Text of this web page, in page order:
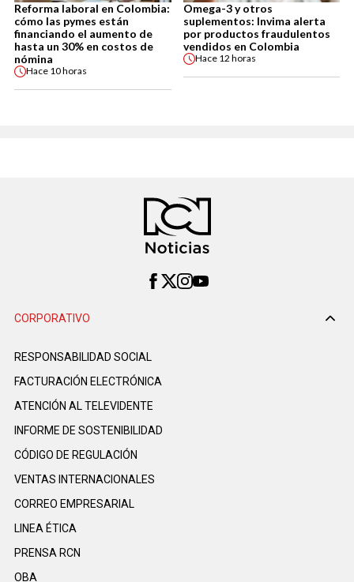
Reforma laboral en Colombia:
cómo las pymes están
financiando el aumento de
hasta un 30% en costos de
nómina
Hace 10 horas
Omega-3 y otros
suplementos: Invima alerta
por productos fraudulentos
vendidos en Colombia
Hace 12 horas
CORPORATIVO
RESPONSABILIDAD SOCIAL
FACTURACIÓN ELECTRÓNICA
ATENCIÓN AL TELEVIDENTE
INFORME DE SOSTENIBILIDAD
CÓDIGO DE REGULACIÓN
VENTAS INTERNACIONALES
CORREO EMPRESARIAL
LINEA ÉTICA
PRENSA RCN
OBA